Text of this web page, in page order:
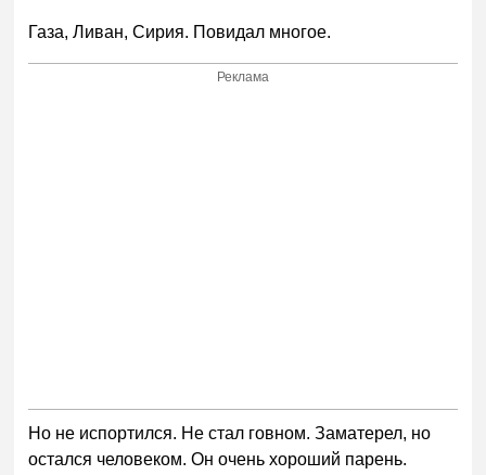
Газа, Ливан, Сирия. Повидал многое.
Реклама
Но не испортился. Не стал говном. Заматерел, но
остался человеком. Он очень хороший парень.